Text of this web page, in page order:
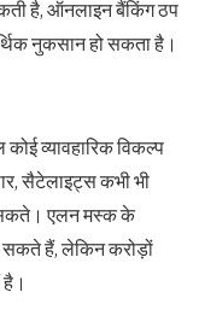
है, ऑनलाइन बैंकिंग ठप
नुकसान हो सकता है।
व्यावहारिक विकल्प
सैटेलाइट्स कभी भी
सकते। एलन मस्क के
सकते हैं, लेकिन करोड़ों